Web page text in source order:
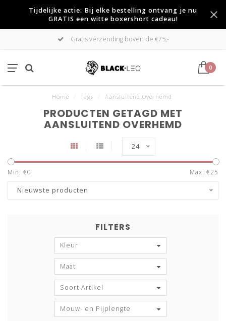
Tijdelijke actie: Bij elke bestelling ontvang je nu
GRATIS een witte boxershort cadeau!
Gratis verzending boven de €75,-
0
Home Tags Aansluitend Overhemd
PRODUCTEN GETAGD MET
AANSLUITEND OVERHEMD
24
Min: €0 Max: €25
Nieuwste producten
FILTERS
Kleur
Maat
Soort Artikel
Mouw- en Pijplengte